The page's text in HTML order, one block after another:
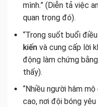
mình.” (Diễn tả việc
quan trọng đó).
“Trong suốt buổi
kiến và cung cấp lời
động làm chứng
thấy).
“Nhiều người hâm mộ
cao, nơi đội bóng